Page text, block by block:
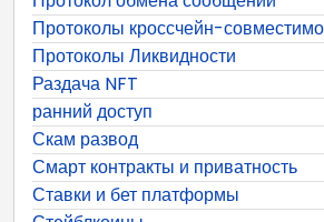
Протоколы кроссчейн-
Протоколы Ликвидности
Раздача NFT
ранний доступ
Скам развод
Смарт контракты и приватность
Ставки и бет платформы